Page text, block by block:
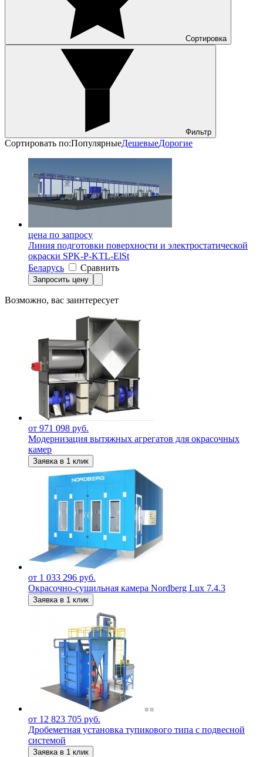
Сортировка
Фильтр
Сортировать по:ПопулярныеДешевыеДорогие
цена по запросу
Линия подготовки поверхности и электростатической
окраски SPK-P-KTL-ElSt
Беларусь
Сравнить
Запросить цену
Возможно, вас заинтересует
от 971 098 руб.
Модернизация вытяжных агрегатов для окрасочных
камер
Заявка в 1 клик
от 1 033 296 руб.
Окрасочно-сушильная камера Nordberg Lux 7.4.3
Заявка в 1 клик
от 12 823 705 руб.
Дробеметная установка тупикового типа с подвесной
системой
Заявка в 1 клик